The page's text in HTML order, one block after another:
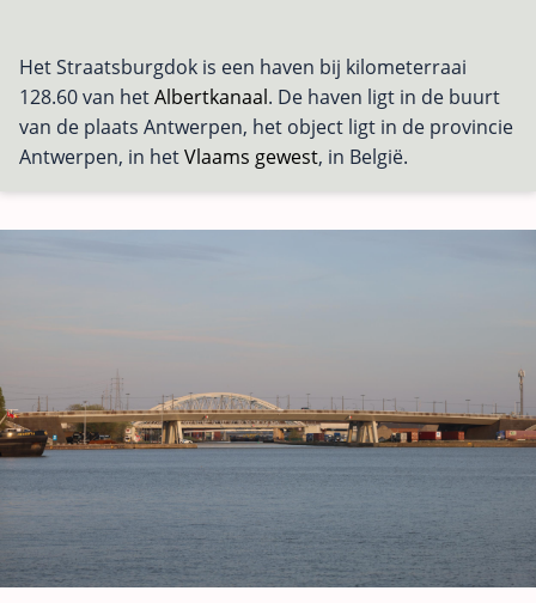
Het Straatsburgdok is een haven bij kilometerraai
128.60 van hetAlbertkanaal. De haven ligt in de buurt
van de plaats Antwerpen, het object ligt in de provincie
Antwerpen, in hetVlaams gewest, in België.